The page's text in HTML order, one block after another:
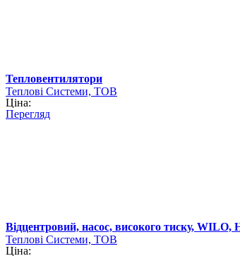
Тепловентилятори
Теплові Системи, ТОВ
Ціна:
Перегляд
Відцентровий, насос, високого тиску,
Теплові Системи, ТОВ
Ціна: